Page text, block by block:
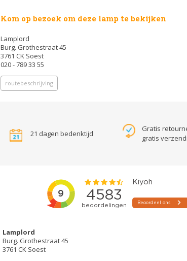
Kom op bezoek om deze lamp te bekijken
Lamplord
Burg. Grothestraat 45
3761 CK Soest
020 - 789 33 55
routebeschrijving
21 dagen bedenktijd
Gratis
gratis
Lamplord
Burg. Grothestraat 45
3761 CK Soest